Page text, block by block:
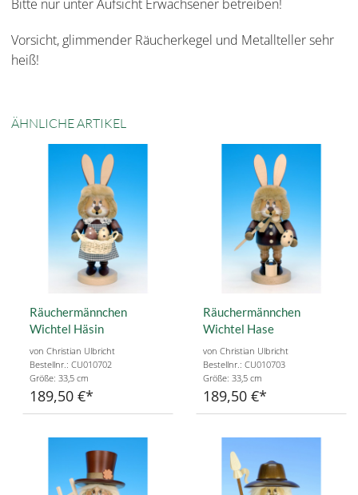
Bitte nur unter Aufsicht Erwachsener betreiben!
Vorsicht, glimmender Räucherkegel und Metallteller sehr
heiß!
ÄHNLICHE ARTIKEL
Räuchermännchen
Wichtel Häsin
von Christian Ulbricht
Bestellnr.: CU010702
Größe: 33,5 cm
189,50 €
Räuchermännchen
Wichtel Hase
von Christian Ulbricht
Bestellnr.: CU010703
Größe: 33,5 cm
189,50 €